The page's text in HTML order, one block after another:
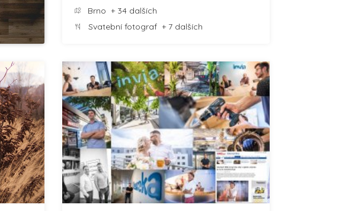
Brno + 34 dalších
Svatební fotograf + 7 dalších